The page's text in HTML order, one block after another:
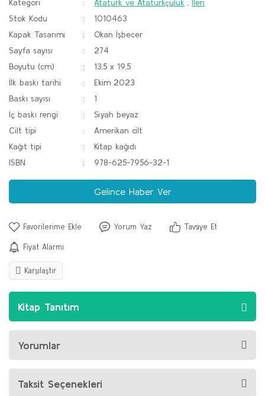
Kategori Atatürk ve Atatürkçülük ,İleri
Stok Kodu
1010463
Kapak Tasarımı
Okan İşbecer
Sayfa sayısı
274
Boyutu (cm)
13,5 x 19,5
İlk baskı tarihi
Ekim 2023
Baskı sayısı
1
İç baskı rengi
Siyah beyaz
Cilt tipi
Amerikan cilt
Kağıt tipi
Kitap kağıdı
ISBN
978-625-7956-32-1
Gelince Haber Ver
Yorum Yaz Tavsiye Et
Fiyat Alarmı
Karşılaştır
Kitap Tanıtım
Yorumlar
Taksit Seçenekleri